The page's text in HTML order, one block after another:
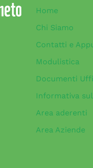
Home
Chi Siamo
Contatti e
Modulistica
Documenti
Informativa
Area aderenti
Area Aziende